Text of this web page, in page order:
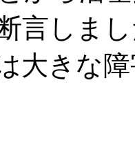
言しま
大きな